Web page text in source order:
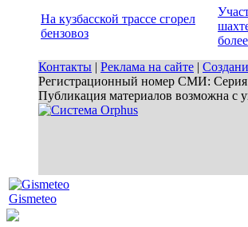
На кузбасской трассе сгорел
бензовоз
Контакты | Реклама на сайте |
Регистрационный номер СМИ:
Публикация материалов возможна с
Gismeteo